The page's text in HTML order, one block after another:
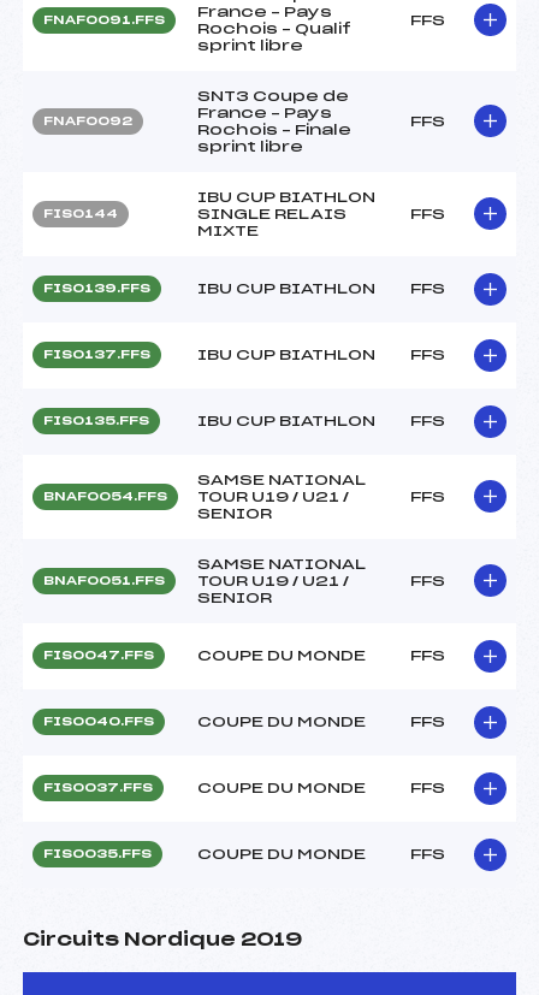
FNAF0091.FFS
France – Pays
Rochois – Qualif
sprint libre
FFS
FNAF0092
SNT3 Coupe de
France – Pays
Rochois – Finale
sprint libre
FFS
FIS0144
IBU CUP BIATHLON
SINGLE RELAIS
MIXTE
FFS
FIS0139.FFS IBU CUP BIATHLON FFS
FIS0137.FFS IBU CUP BIATHLON FFS
FIS0135.FFS IBU CUP BIATHLON FFS
BNAF0054.FFS
SAMSE NATIONAL
TOUR U19 / U21 /
SENIOR
FFS
BNAF0051.FFS
SAMSE NATIONAL
TOUR U19 / U21 /
SENIOR
FFS
FIS0047.FFS COUPE DU MONDE FFS
FIS0040.FFS COUPE DU MONDE FFS
FIS0037.FFS COUPE DU MONDE FFS
FIS0035.FFS COUPE DU MONDE FFS
Circuits Nordique 2019